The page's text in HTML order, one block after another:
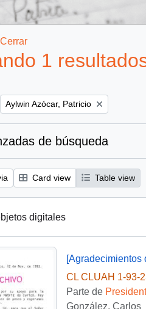
Cerrar
1
Remove filter:
Aylwin Azócar, Patricio
de búsqueda
Card view Table view
digitales
CL CLUAH 1-93-
Parte de
González, Carlos